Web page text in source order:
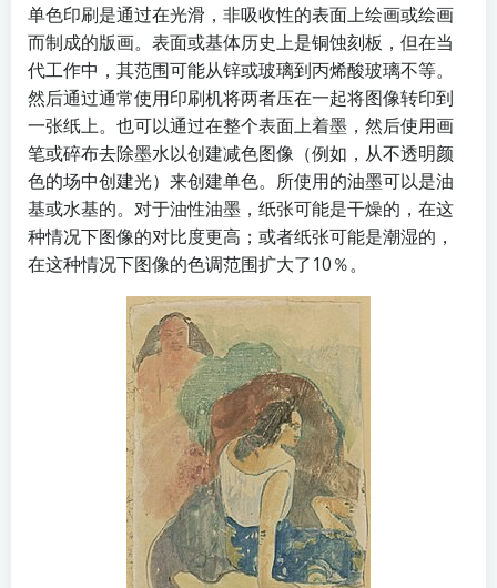
单色印刷是通过在光滑，非吸收性的表面上绘画或绘画
而制成的版画。表面或基体历史上是铜蚀刻板，但在当
代工作中，其范围可能从锌或玻璃到丙烯酸玻璃不等。
然后通过通常使用印刷机将两者压在一起将图像转印到
一张纸上。也可以通过在整个表面上着墨，然后使用画
笔或碎布去除墨水以创建减色图像（例如，从不透明颜
色的场中创建光）来创建单色。所使用的油墨可以是油
基或水基的。对于油性油墨，纸张可能是干燥的，在这
种情况下图像的对比度更高；或者纸张可能是潮湿的，
在这种情况下图像的色调范围扩大了10％。